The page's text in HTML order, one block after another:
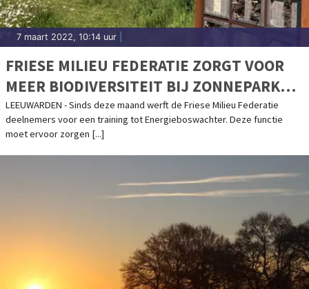
7 maart 2022, 10:14 uur
FRIESE MILIEU FEDERATIE ZORGT VOOR
MEER BIODIVERSITEIT BIJ ZONNEPARKEN
DOOR WERVING NIEUWE FUNCTIE:
ENERGIEBOSWACHTER
LEEUWARDEN - Sinds deze maand werft de Friese Milieu Federatie
deelnemers voor een training tot Energieboswachter. Deze functie
moet ervoor zorgen [...]